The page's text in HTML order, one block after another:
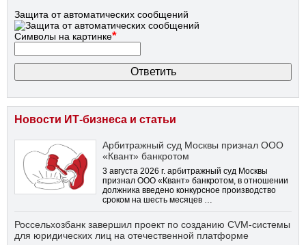
Защита от автоматических сообщений
Символы на картинке*
Новости ИТ-бизнеса и статьи
Арбитражный суд Москвы признал ООО
«Квант» банкротом
3 августа 2026 г. арбитражный суд Москвы
признал ООО «Квант» банкротом, в отношении
должника введено конкурсное производство
сроком на шесть месяцев …
Россельхозбанк завершил проект по созданию CVM-системы
для юридических лиц на отечественной платформе